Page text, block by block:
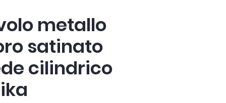
metallo
satinato
cilindrico